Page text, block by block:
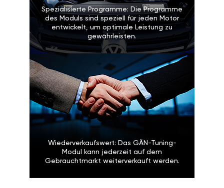
des Moduls sind speziell für jeden Motor
entwickelt, um optimale Leistung zu
gewährleisten.
Wiederverkaufswert: Das GÄN-Tuning-
Modul kann jederzeit auf dem
Gebrauchtmarkt weiterverkauft werden.